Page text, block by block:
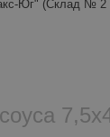
Юг" (Склад № 2